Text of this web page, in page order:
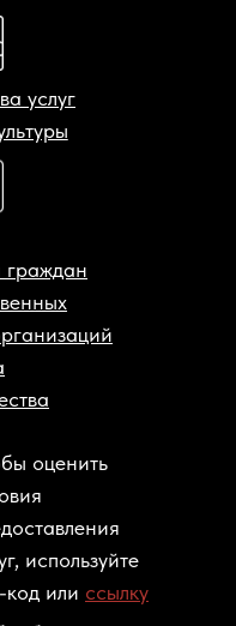
услуг
оценить
используйте
код или ссылку
граждан